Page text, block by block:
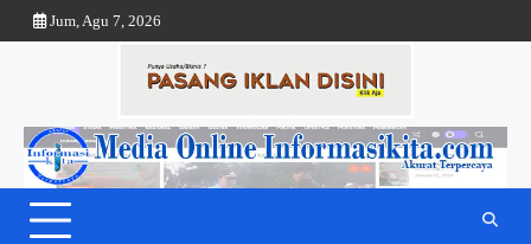
to
Jum, Agu 7, 2026